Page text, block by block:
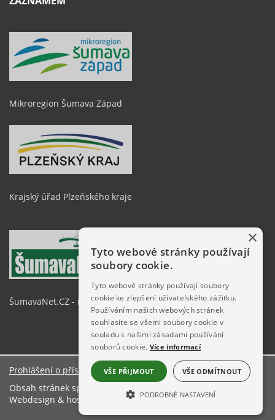
Mikroregion Šumava Západ
Krajský úřad Plzeňského kraje
ŠumavaNet.CZ - informace o regionu
Prohlášení o přístupnosti
Obsah stránek spravuje: Městský úřad Železná Ruda
Webdesign & hosting:
ŠumavaNet.CZ
×
Tyto webové stránky používají
soubory cookie.
Tyto webové stránky používají soubory
cookie ke zlepšení uživatelského zážitku.
Používáním našich webových stránek
souhlasíte se všemi soubory cookie v
souladu s našimi zásadami používání
souborů cookie. Více informací
VŠE PŘIJMOUT VŠE ODMÍTNOUT
PODROBNÉ NASTAVENÍ
NEZBYTNĚ NUTNÉ SOUBORY